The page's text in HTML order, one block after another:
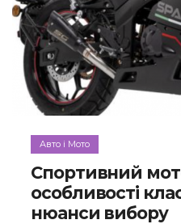
Авто і Мото
Спортивний
особливості
нюанси вибору